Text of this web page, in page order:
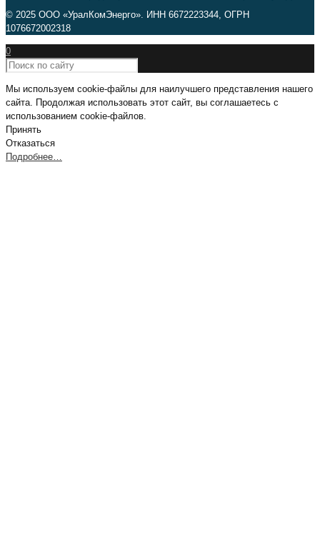
© 2025 ООО «УралКомЭнерго». ИНН 6672223344, ОГРН
1076672002318
0
Мы используем cookie-файлы для наилучшего представления нашего
сайта. Продолжая использовать этот сайт, вы соглашаетесь с
использованием cookie-файлов.
Принять
Отказаться
Подробнее…